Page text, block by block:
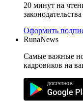
20 минут на
законодательства
Оформить
RunaNews
Самые важные
кадровиков на